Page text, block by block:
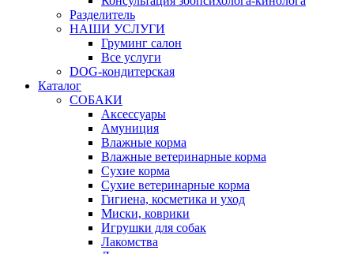
Pазделитель
НАШИ УСЛУГИ
Груминг салон
Все услуги
DOG-кондитерская
Каталог
СОБАКИ
Аксессуары
Амуниция
Влажные корма
Влажные ветеринарные корма
Сухие корма
Сухие ветеринарные корма
Гигиена, косметика и уход
Миски, коврики
Игрушки для собак
Лакомства